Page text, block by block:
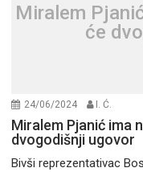
Miralem
će
24/06/2024 I. Ć.
Miralem Pjanić ima
dvogodišnji ugovor
Bivši reprezentativac